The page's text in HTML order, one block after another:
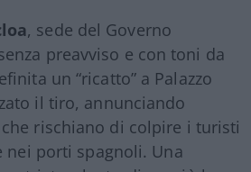
, sede del Governo
preavviso e con toni da
un “ricatto” a Palazzo
il tiro, annunciando
rischiano di colpire i turisti
nei porti spagnoli. Una